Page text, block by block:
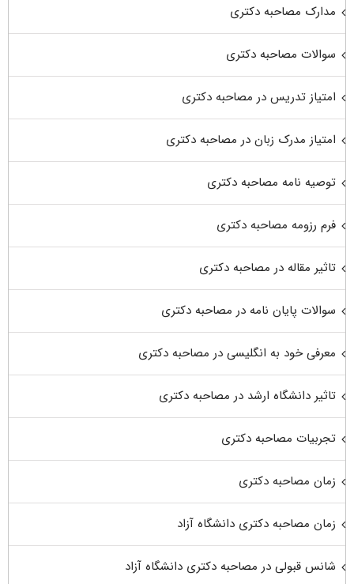
مدارک مصاحبه دکتری
سوالات مصاحبه دکتری
امتیاز تدریس در مصاحبه دکتری
امتیاز مدرک زبان در مصاحبه دکتری
توصیه نامه مصاحبه دکتری
فرم رزومه مصاحبه دکتری
تاثیر مقاله در مصاحبه دکتری
سوالات پایان نامه در مصاحبه دکتری
معرفی خود به انگلیسی در مصاحبه دکتری
تاثیر دانشگاه ارشد در مصاحبه دکتری
تجربیات مصاحبه دکتری
زمان مصاحبه دکتری
زمان مصاحبه دکتری دانشگاه آزاد
شانس قبولی در مصاحبه دکتری دانشگاه آزاد